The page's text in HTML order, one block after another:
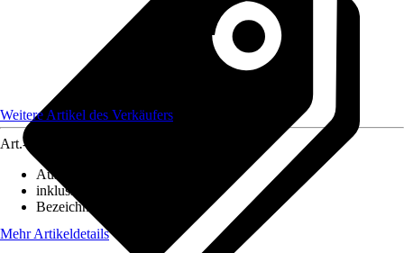
Weitere Artikel des Verkäufers
Art.-Nr.
Ausführung
inklusive Leuchtmittel
Bezeichnung Fassung
Mehr Artikeldetails